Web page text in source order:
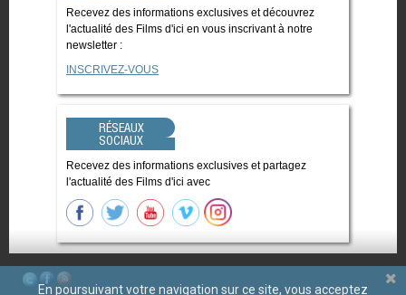
Recevez des informations exclusives et découvrez
l'actualité des Films d'ici en vous inscrivant à notre
newsletter :
INSCRIVEZ-VOUS
RÉSEAUX
SOCIAUX
Recevez des informations exclusives et partagez
l'actualité des Films d'ici avec
En poursuivant votre navigation sur ce site, vous acceptez